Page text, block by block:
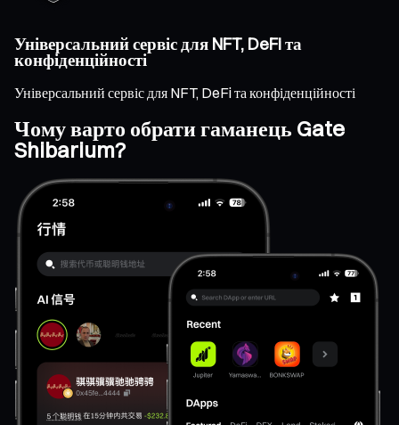
Універсальний сервіс для NFT, DeFi та
конфіденційності
Універсальний сервіс для NFT, DeFi та конфіденційності
Чому варто обрати гаманець Gate
Shibarium?